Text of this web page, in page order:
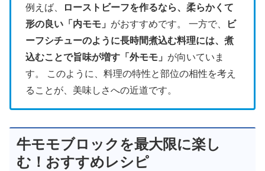
例えば、
ローストビーフを作るなら、柔らかくて
形の良い「内モモ」 がおすすめです。 一方で、
ビ
ーフシチューのように長時間煮込む料理には、煮
込むことで旨味が増す「外モモ」 が向いていま
す。 このように、料理の特性と部位の相性を考え
ることが、美味しさへの近道です。
牛モモブロックを最大限に楽し
む！おすすめレシピ